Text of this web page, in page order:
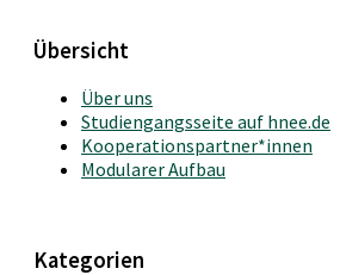
Übersicht
Über uns
Studiengangsseite auf hnee.de
Kooperationspartner*innen
Modularer Aufbau
Kategorien